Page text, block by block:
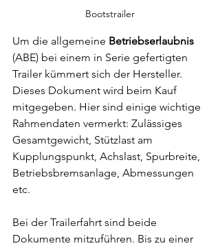
Bootstrailer
Um die allgemeine Betriebserlaubnis
(ABE) bei einem in Serie gefertigten
Trailer kümmert sich der Hersteller.
Dieses Dokument wird beim Kauf
mitgegeben. Hier sind einige wichtige
Rahmendaten vermerkt: Zulässiges
Gesamtgewicht, Stützlast am
Kupplungspunkt, Achslast, Spurbreite,
Betriebsbremsanlage, Abmessungen
etc.
Bei der Trailerfahrt sind beide
Dokumente mitzuführen. Bis zu einer